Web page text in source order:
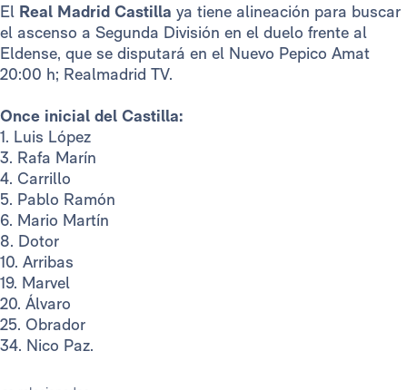
El Real Madrid Castilla ya tiene alineación para buscar
el ascenso a Segunda División en el duelo frente al
Eldense, que se disputará en el Nuevo Pepico Amat
20:00 h; Realmadrid TV.
Once inicial del Castilla:
1. Luis López
3. Rafa Marín
4. Carrillo
5. Pablo Ramón
6. Mario Martín
8. Dotor
10. Arribas
19. Marvel
20. Álvaro
25. Obrador
34. Nico Paz.